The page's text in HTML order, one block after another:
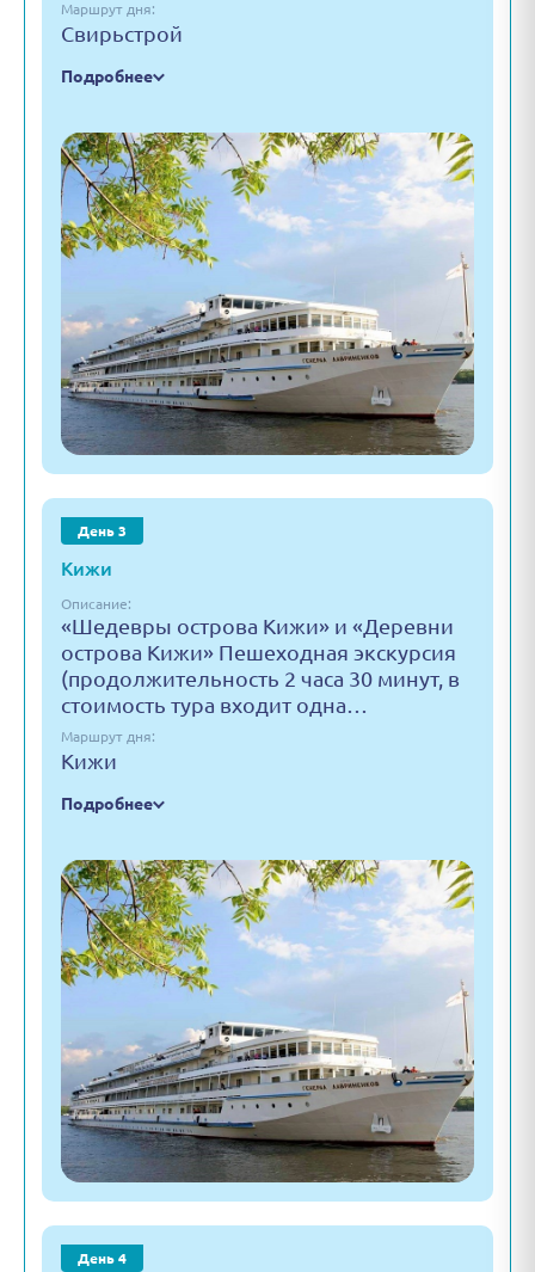
Маршрут дня:
Свирьстрой
Подробнее
День 3
Кижи
Описание:
«Шедевры острова Кижи» и «Деревни
острова Кижи» Пешеходная экскурсия
(продолжительность 2 часа 30 минут, в
стоимость тура входит одна…
Маршрут дня:
Кижи
Подробнее
День 4